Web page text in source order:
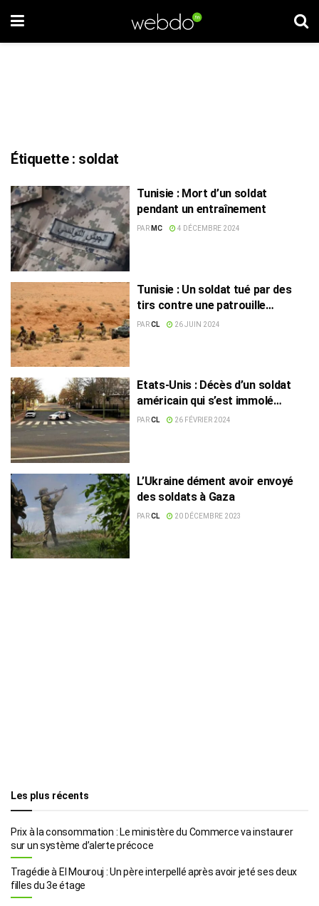
Étiquette : soldat
Tunisie : Mort d’un soldat
pendant un entraînement
PAR MC 4 DÉCEMBRE 2024
Tunisie : Un soldat tué par des
tirs contre une patrouille
militaire
PARCL 26 JUIN 2024
Etats-Unis : Décès d’un soldat
américain qui s’est immolé
devant l’ambassade d’Israël
PARCL 26 FÉVRIER 2024
L’Ukraine dément avoir envoyé
des soldats à Gaza
PARCL 20 DÉCEMBRE 2023
Les plus récents
Prix à la consommation : Le ministère du Commerce va instaurer
sur un système d’alerte précoce
Tragédie à El Mourouj : Un père interpellé après avoir jeté ses deux
filles du 3e étage